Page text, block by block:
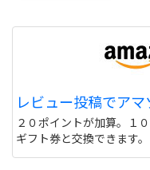
レビュー投稿でア
２０ポイントが加算。１
ギフト券と交換できます。